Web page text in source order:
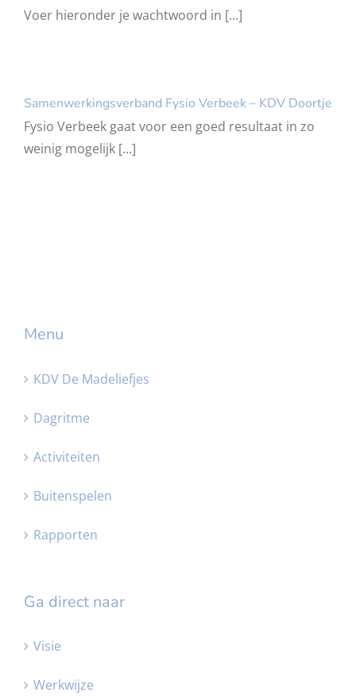
Voer hieronder je wachtwoord in [...]
Samenwerkingsverband Fysio Verbeek – KDV Doortje
Fysio Verbeek gaat voor een goed resultaat in zo
weinig mogelijk [...]
Menu
KDV De Madeliefjes
Dagritme
Activiteiten
Buitenspelen
Rapporten
Ga direct naar
Visie
Werkwijze